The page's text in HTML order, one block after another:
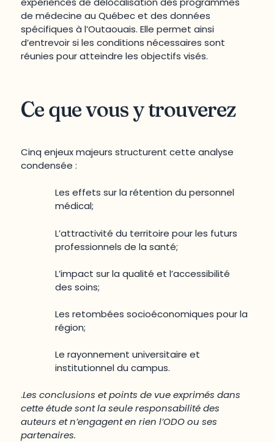
de médecine au Québec et des données
spécifiques à l’Outaouais. Elle permet ainsi
d’entrevoir si les conditions nécessaires sont
réunies pour atteindre les objectifs visés.
Ce que vous y trouverez
Cinq enjeux majeurs structurent cette analyse
condensée :
Les effets sur la rétention du personnel
médical;
L’attractivité du territoire pour les futurs
professionnels de la santé;
L’impact sur la qualité et l’accessibilité
des soins;
Les retombées socioéconomiques pour la
région;
Le rayonnement universitaire et
institutionnel du campus.
.Les conclusions et points de vue exprimés dans
cette étude sont la seule responsabilité des
auteurs et n’engagent en rien l’ODO ou ses
partenaires.